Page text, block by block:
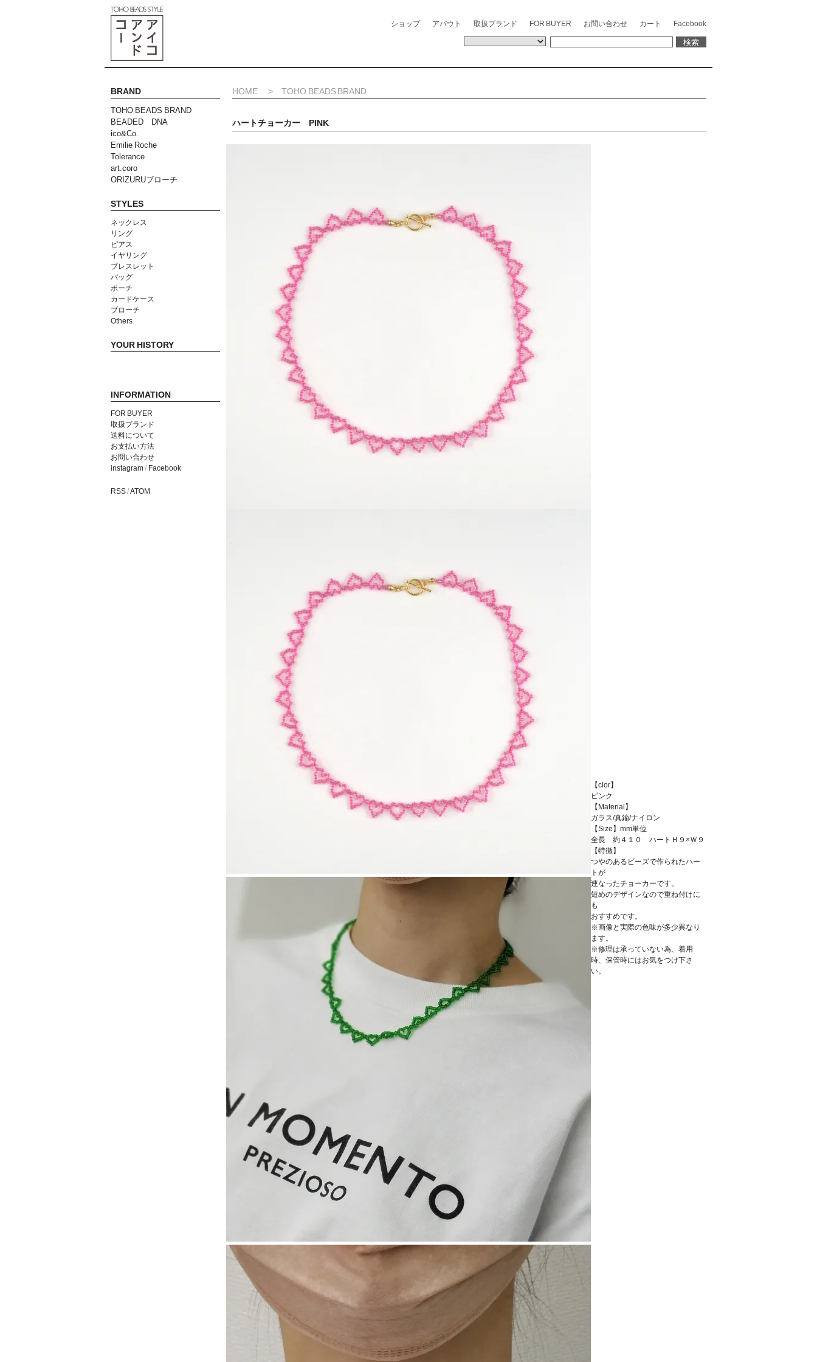
Facebook
カート
お問い合わせ
FOR BUYER
取扱ブランド
アバウト
ショップ
BRAND
TOHO BEADS BRAND
BEADED DNA
ico&Co.
Emilie Roche
Tolerance
art.coro
ORIZURUブローチ
STYLES
ネックレス
リング
ピアス
イヤリング
ブレスレット
バッグ
ポーチ
カードケース
ブローチ
Others
YOUR HISTORY
INFORMATION
FOR BUYER
取扱ブランド
送料について
お支払い方法
お問い合わせ
instagram/ Facebook
RSS/ATOM
HOME > TOHO BEADS BRAND
ハートチョーカー PINK
【clor】
ピンク
【Material】
ガラス/真鍮/ナイロン
【Size】mm単位
全長 約４１０ ハートＨ９×Ｗ９
【特徴】
つやのあるビーズで作られたハー
トが
連なったチョーカーです。
短めのデザインなので重ね付けに
も
おすすめです。
※画像と実際の色味が多少異なり
ます。
※修理は承っていない為、着用
時、保管時にはお気をつけ下さ
い。